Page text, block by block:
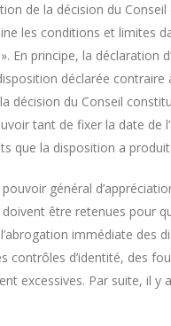
de la décision du
les conditions et limites
En principe, la déclaration
déclarée
décision du Conseil
tant de fixer la date de
que la disposition a
général
être retenues pour
l’abrogation immédiate
contrôles d’identité, des
excessives. Par suite, il y